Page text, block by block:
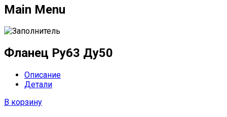
Main Menu
Фланец Ру63 Ду50
Описание
Детали
В корзину